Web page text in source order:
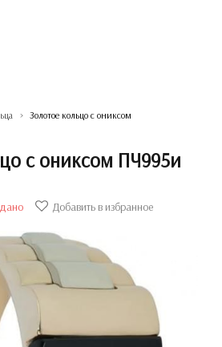
Золотое кольцо с ониксом
с ониксом ПЧ995и
Добавить в избранное